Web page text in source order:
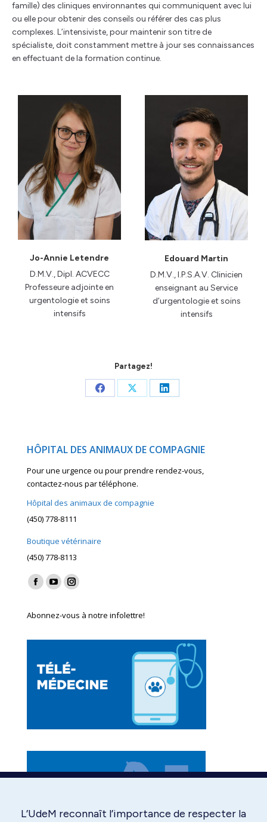
famille) des cliniques environnantes qui communiquent avec lui
ou elle pour obtenir des conseils ou référer des cas plus
complexes. L’intensiviste, pour maintenir son titre de
spécialiste, doit constamment mettre à jour ses connaissances
en effectuant de la formation continue.
Jo-Annie Letendre
D.M.V., Dipl. ACVECC
Professeure adjointe en
urgentologie et soins
intensifs
Edouard Martin
D.M.V., I.P.S.A.V. Clinicien
enseignant au Service
d’urgentologie et soins
intensifs
Partagez!
Share
Share
Share
HÔPITAL DES ANIMAUX DE COMPAGNIE
Pour une urgence ou pour prendre rendez-vous,
contactez-nous par téléphone.
Hôpital des animaux de compagnie
(450) 778-8111
Boutique vétérinaire
(450) 778-8113
Find us on:
Facebook
opens
window
YouTube
opens
window
Instagram
opens
window
Abonnez-vous à notre infolettre!
L’UdeM reconnaît l’importance de respecter la